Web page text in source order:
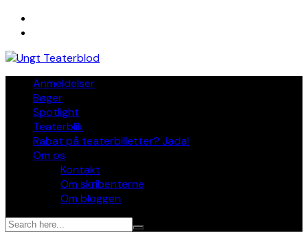
Skip
Anmeldelser
Bøger
Spotlight
Teaterblik
Rabat på teaterbilletter? Jada!
Om os
Kontakt
Om skribenterne
Om bloggen